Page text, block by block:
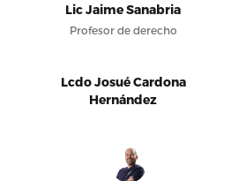
Lic Jaime Sanabria
Profesor de derecho
Lcdo Josué Cardona
Hernández